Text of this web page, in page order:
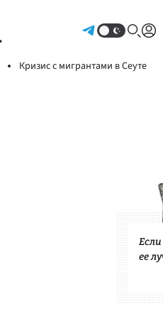
Кризис с мигрантами в Сеуте
ее